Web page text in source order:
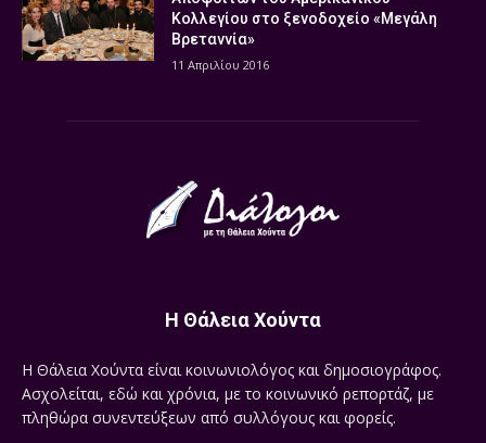
Κολλεγίου στο ξενοδοχείο «Μεγάλη
Βρεταννία»
11 Απριλίου 2016
Η Θάλεια Χούντα
Η Θάλεια Χούντα είναι κοινωνιολόγος και δημοσιογράφος.
Ασχολείται, εδώ και χρόνια, με το κοινωνικό ρεπορτάζ, με
πληθώρα συνεντεύξεων από συλλόγους και φορείς.